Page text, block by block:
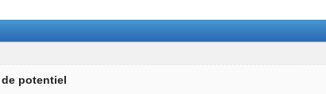
potentiel